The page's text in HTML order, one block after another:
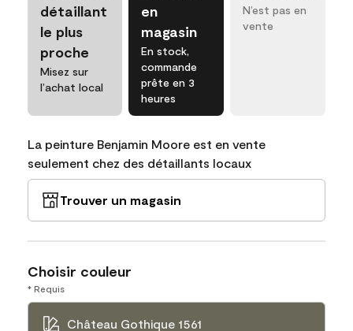
détaillant
le plus
proche
Misez sur
l’achat local
en
magasin
En stock,
commande
prête en 3
heures
N’est pas en
vente
La peinture Benjamin Moore est en vente
seulement chez des détaillants locaux
Trouver un magasin
Choisir couleur
* Requis
Château Gothique 1561